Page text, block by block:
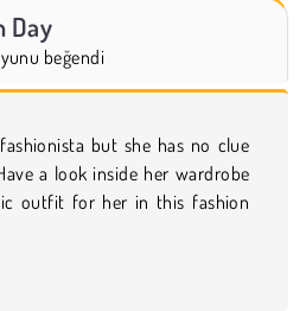
Day
beğendi
but she has no clue
a look inside her wardrobe
outfit for her in this fashion